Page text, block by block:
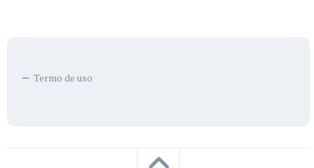
Termo de uso